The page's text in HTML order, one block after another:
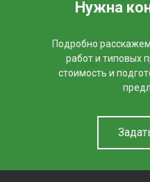
Нужна
Подробно
работ и типовых
стоимость и